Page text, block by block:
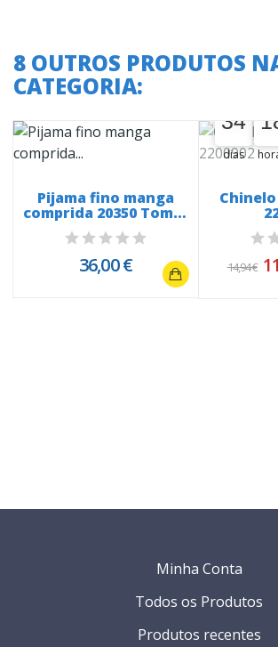
8 OUTROS PRODUTOS
CATEGORIA:
Pijama fino manga
comprida 20350 Tom &
Jerry Grey
36,00 €
34
34
00
dias
14,94 €
Minha Conta
Todos os Produtos
Produtos recentes